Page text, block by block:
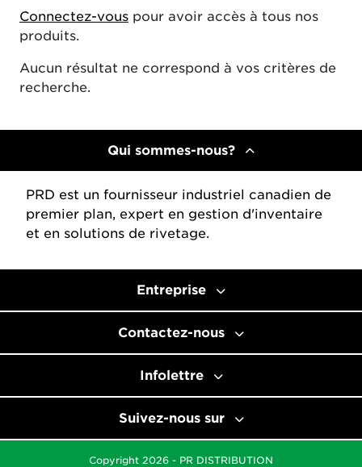
Connectez-vous pour avoir accès à tous nos
produits.
Aucun résultat ne correspond à vos critères de
recherche.
Qui sommes-nous?
PRD est un fournisseur industriel canadien de
premier plan, expert en gestion d'inventaire
et en solutions de rivetage.
Entreprise
Contactez-nous
Infolettre
Suivez-nous sur
Copyright 2026 - PR DISTRIBUTION